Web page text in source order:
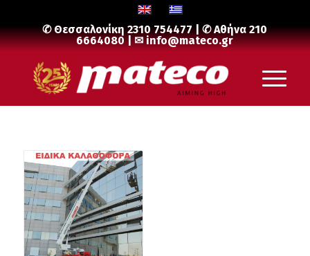
✆ Θεσσαλονίκη2310 754477| ✆ Αθήνα210
6664080| ✉info@mateco.gr